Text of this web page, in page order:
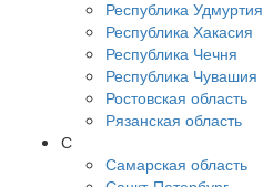
Республика Удмуртия
Республика Хакасия
Республика Чечня
Республика Чувашия
Ростовская область
Рязанская область
С
Самарская область